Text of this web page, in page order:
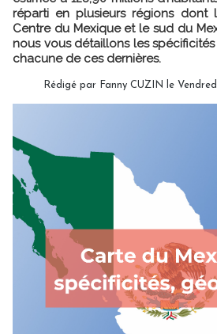
réparti en plusieurs régions dont
Centre du Mexique et le sud du
nous vous détaillons les
chacune de ces dernières.
Rédigé par Fanny CUZIN le